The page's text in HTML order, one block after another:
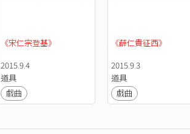
《宋仁宗登基》
2015.9.4
道具
戲曲
《薛仁貴征西》
2015.9.3
道具
戲曲